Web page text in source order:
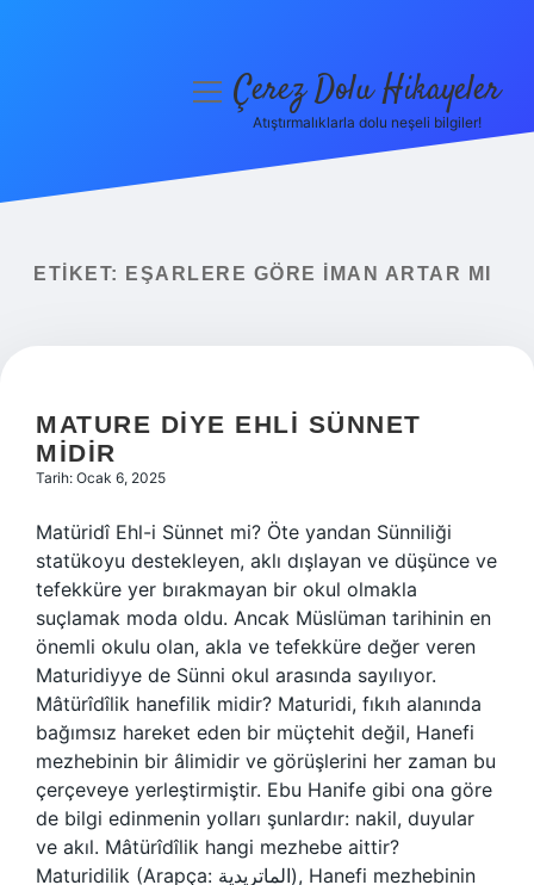
Yasal Uyarı
menüyüÇerez Dolu Hikayeler
Atıştırmalıklarla dolu neşeli bilgiler!
ETIKET: EŞARLERE GÖRE IMAN ARTAR MI
MATURE DIYE EHLI SÜNNET
MIDIR
Tarih: Ocak 6, 2025
Matüridî Ehl-i Sünnet mi? Öte yandan Sünniliği
statükoyu destekleyen, aklı dışlayan ve düşünce ve
tefekküre yer bırakmayan bir okul olmakla
suçlamak moda oldu. Ancak Müslüman tarihinin en
önemli okulu olan, akla ve tefekküre değer veren
Maturidiyye de Sünni okul arasında sayılıyor.
Mâtürîdîlik hanefilik midir? Maturidi, fıkıh alanında
bağımsız hareket eden bir müçtehit değil, Hanefi
mezhebinin bir âlimidir ve görüşlerini her zaman bu
çerçeveye yerleştirmiştir. Ebu Hanife gibi ona göre
de bilgi edinmenin yolları şunlardır: nakil, duyular
ve akıl. Mâtürîdîlik hangi mezhebe aittir?
Maturidilik (Arapça: الماتريدية), Hanefi mezhebinin